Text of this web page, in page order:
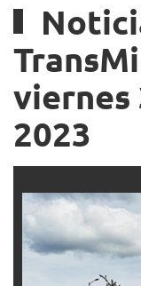
viernes
2023